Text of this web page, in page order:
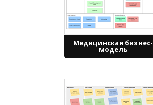
Медицинская бизнес-
модель